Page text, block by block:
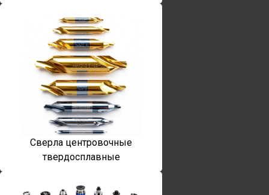
Сверла центровочные
твердосплавные